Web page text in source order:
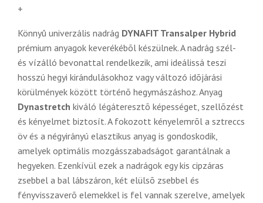
+
Könnyû univerzális nadrág DYNAFIT Transalper Hybrid
prémium anyagok keverékébõl készülnek. A nadrág szél-
és vízálló bevonattal rendelkezik, ami ideálissá teszi
hosszú hegyi kirándulásokhoz vagy változó idõjárási
körülmények között történõ hegymászáshoz. Anyag
Dynastretch kiváló légáteresztõ képességet, szellõzést
és kényelmet biztosít. A fokozott kényelemrõl a sztreccs
öv és a négyirányú elasztikus anyag is gondoskodik,
amelyek optimális mozgásszabadságot garantálnak a
hegyeken. Ezenkívül ezek a nadrágok egy kis cipzáras
zsebbel a bal lábszáron, két elülsõ zsebbel és
fényvisszaverõ elemekkel is fel vannak szerelve, amelyek